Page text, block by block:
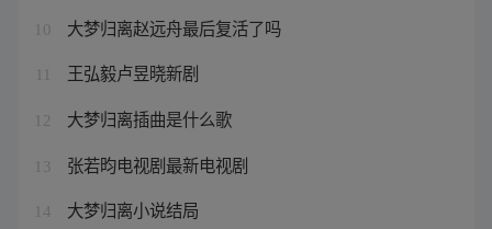
10 大梦归离赵远舟最后复活了吗
王弘毅卢昱晓新剧
12 大梦归离插曲是什么歌
13 张若昀电视剧最新电视剧
14 大梦归离小说结局